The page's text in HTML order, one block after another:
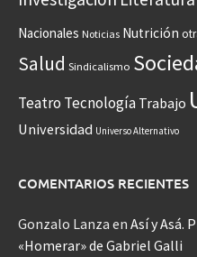
Nacionales Noticias Nutrición
Salud Sindicalismo
Teatro Tecnología Trabajo
Universidad Universo Alternativo
COMENTARIOS RECIENTES
Gonzalo Lanza en Así y Asá.
«Homerar» de Gabriel Galli